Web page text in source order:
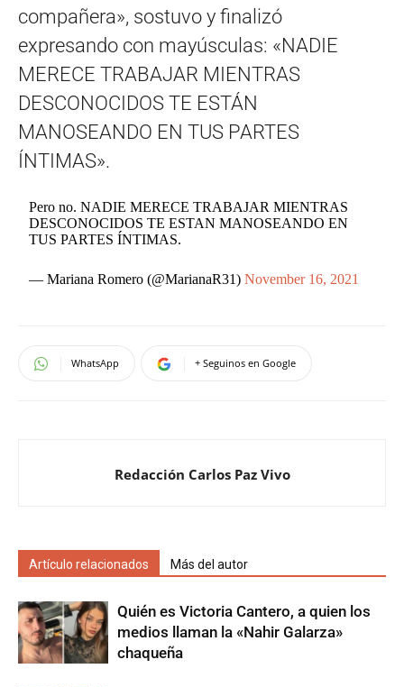
compañera», sostuvo y finalizó
expresando con mayúsculas: «NADIE
MERECE TRABAJAR MIENTRAS
DESCONOCIDOS TE ESTÁN
MANOSEANDO EN TUS PARTES
ÍNTIMAS».
Pero no. NADIE MERECE TRABAJAR MIENTRAS
DESCONOCIDOS TE ESTAN MANOSEANDO EN
TUS PARTES ÍNTIMAS.
— Mariana Romero (@MarianaR31)November 16, 2021
WhatsApp + Seguinos en Google
Redacción Carlos Paz Vivo
Artículo relacionados Más del autor
Quién es Victoria Cantero, a quien los
medios llaman la «Nahir Galarza»
chaqueña